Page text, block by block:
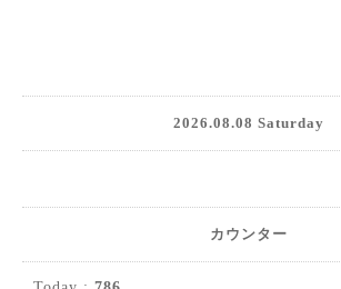
2026.08.08 Saturday
カウンター